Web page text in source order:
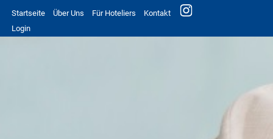
Startseite Über Uns Für Hoteliers
Kontakt
Login